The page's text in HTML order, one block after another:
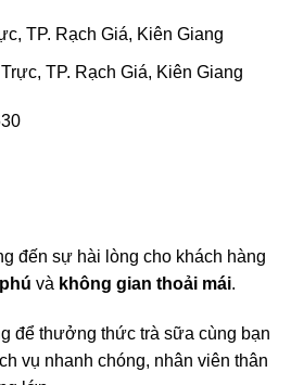
TP. Rạch Giá, Kiên Giang
TP. Rạch Giá, Kiên Giang
đến sự hài lòng cho khách hàng
và không gian thoải mái.
để thưởng thức trà sữa cùng bạn
vụ nhanh chóng, nhân viên thân